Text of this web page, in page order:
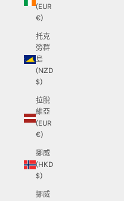
(EUR
€)
托克
勞群
島
(NZD
$)
拉脫
維亞
(EUR
€)
挪威
(HKD
$)
挪威